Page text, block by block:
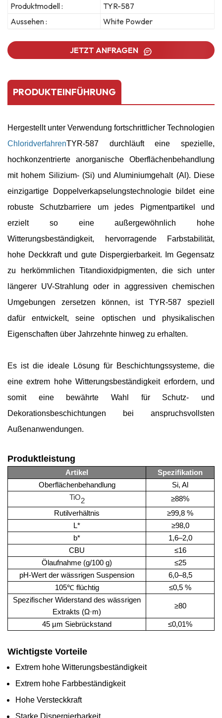
Produktmodell :
TYR-587
Aussehen :
White Powder
JETZT ANFRAGEN
PRODUKTEINFÜHRUNG
Hergestellt unter Verwendung fortschrittlicher Technologien
ChloridverfahrenTYR-587 durchläuft eine spezielle,
hochkonzentrierte anorganische Oberflächenbehandlung
mit hohem Silizium- (Si) und Aluminiumgehalt (Al). Diese
einzigartige Doppelverkapselungstechnologie bildet eine
robuste Schutzbarriere um jedes Pigmentpartikel und
erzielt so eine außergewöhnlich hohe
Witterungsbeständigkeit, hervorragende Farbstabilität,
hohe Deckkraft und gute Dispergierbarkeit. Im Gegensatz
zu herkömmlichen Titandioxidpigmenten, die sich unter
längerer UV-Strahlung oder in aggressiven chemischen
Umgebungen zersetzen können, ist TYR-587 speziell
dafür entwickelt, seine optischen und physikalischen
Eigenschaften über Jahrzehnte hinweg zu erhalten.
Es ist die ideale Lösung für Beschichtungssysteme, die
eine extrem hohe Witterungsbeständigkeit erfordern, und
somit eine bewährte Wahl für Schutz- und
Dekorationsbeschichtungen bei anspruchsvollsten
Außenanwendungen.
Produktleistung
Artikel
Spezifikation
Oberflächenbehandlung
Si, Al
TiO2
≥88%
Rutilverhältnis
≥99,8 %
L*
≥98,0
b*
1,6–2,0
CBU
≤16
Ölaufnahme (g/100 g)
≤25
pH-Wert der wässrigen Suspension
6,0–8,5
105℃ flüchtig
≤0,5 %
Spezifischer Widerstand des wässrigen
Extrakts (Ω·m)
≥80
45 µm Siebrückstand ≤0,01%
Wichtigste Vorteile
Extrem hohe Witterungsbeständigkeit
Extrem hohe Farbbeständigkeit
Hohe Versteckkraft